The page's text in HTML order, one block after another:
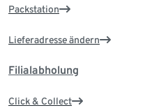
Packstation
Lieferadresse ändern
Filialabholung
Click & Collect